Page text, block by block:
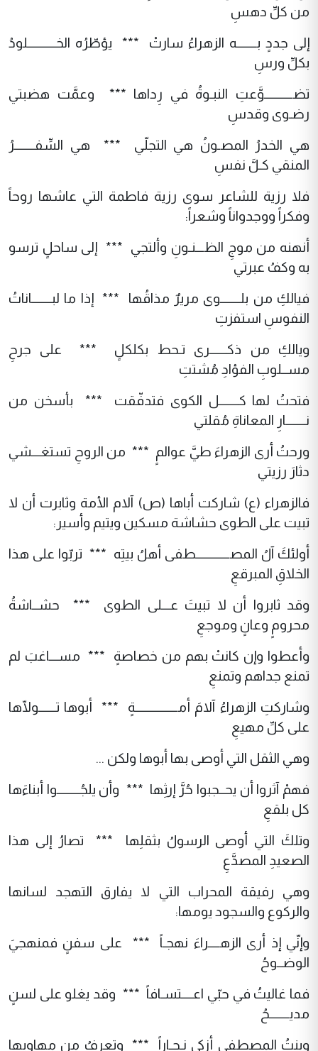
من كلِّ دهسِ
إلى جددٍ بـــــــه الزهراءُ سارتْ *** يؤطّرُه الخــــــــــلودُ
بكلِّ ورسِ
تضــــــــــوَّعتِ النبـوةُ في رِداها *** وعمَّت هضبتي
رضـوى وقدسِ
هي الخدرُ المصـونُ هي التجلّي *** هي السِّفـــــــرُ
المنقي كـلَّ نفسِ
فلا رزية للشاعر سوى رزية فاطمة التي عاشها روحاً
وفكراً ووجدواناً وشعراً:
أنهنه من موجِ الظـــنـونِ وألتجي *** إلى ساحلٍ ترسو
به وكفُ عبرتي
فيالكِ من بلـــــــوى مريرٌ مذاقُها *** إذا ما لبـــــــاناتُ
النفوسِ استفزتِ
ويالكِ من ذكــــــرى تـحط بكلكلٍ *** على جرحِ
مســلوبِ الفؤادِ مُشتتِ
فتحتُ لها كـــــــل الكوى فتدفّقت *** بأسخن من
نـــــــارِ المعاناةِ مُقلتي
ورحتُ أرى الزهراءَ طيَّ عوالمٍ *** من الروحِ تستغـــشي
دثارَ رزيتي
فالزهراء (ع) شاركت أباها (ص) آلام الأمة وثابرت أن لا
تبيت على الطوى حشاشة مسكين ويتيم وأسير:
أولئكَ آلُ المصــــــــــــطفى أهلُ بيتِه *** تربّوا على هذا
الخلاقِ المبرقعِ
وقد ثابروا أن لا تبيتَ عـــلى الطوى *** حشــاشةُ
محرومٍ وعانٍ وموجعِ
وأعطوا وإن كانتْ بهم من خصاصةٍ *** مســـاغبَ لم
تمنع جداهم وتمنعِ
وشاركتِ الزهراءُ آلامَ أمـــــــــــــــةٍ *** أبوها تــــــولّاها
على كلِّ مهيعِ
وهي الثقل التي أوصى بها أبوها ولكن ...
فهمْ آثروا أن يحــجبوا حُرَّ إرثِها *** وأن يلجُــــــــوا أبناءَها
كل بلقعِ
وتلكَ التي أوصى الرسولُ بثقلِها *** تصارُ إلى هذا
الصعيدِ المصدَّعِ
وهي رفيقة المحراب التي لا يفارق التهجد لسانها
والركوع والسجود يومها:
وإنّي إذ أرى الزهــــراءَ نهجـاً *** على سفنٍ فمنهجيَ
الوضــوحُ
فما غاليتُ في حبّي اعــــتسـافاً *** وقد يغلو على لسنٍ
مديـــــــحُ
وبنتُ المصطفى أزكى نِـجـاراً *** وتعرفُ من مهاويها